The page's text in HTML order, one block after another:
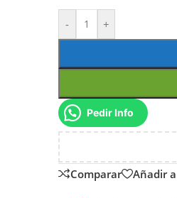
- +
Pedir Info
Comparar Añadir